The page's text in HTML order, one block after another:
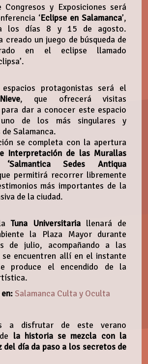
Congresos y Exposiciones será
‘Eclipse en Salamanca’,
los días 8 y 15 de agosto.
creado un juego de búsqueda de
en el eclipse llamado
protagonistas será el
, que ofrecerá visitas
dar a conocer este espacio
uno de los más singulares y
Salamanca.
se completa con la apertura
Interpretación de las Murallas
‘Salmantica Sedes Antiqua
permitirá recorrer libremente
más importantes de la
de la ciudad.
laTuna Universitariallenará de
la Plaza Mayor durante
de julio, acompañando a las
se encuentren allí en el instante
produce el encendido de la
en:Salamanca Culta y Oculta
a disfrutar de este verano
la historia se mezcla con la
del día da paso a los secretos de